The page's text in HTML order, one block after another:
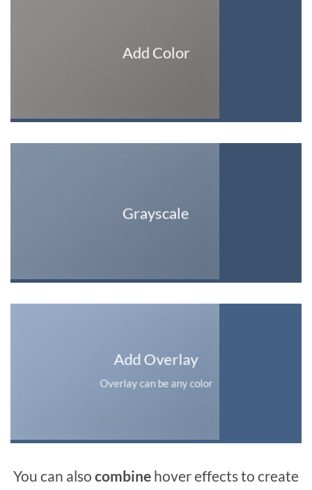
Add Color
Grayscale
Add Overlay
Overlay can be any color
You can also combine hover effects to create